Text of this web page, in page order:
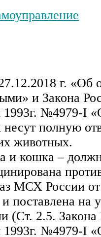
г. «Об
и Закона
№4979-I
полную
животных.
и кошка –
МСХ России от
поставлена на
(Ст. 2.5. Закона
№4979-I